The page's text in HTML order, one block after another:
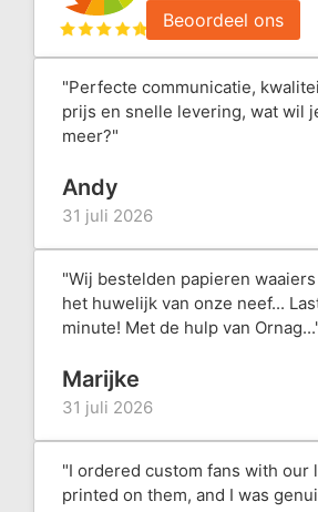
Beoordeel ons
"Perfecte communicatie,
prijs en snelle levering, wat wil
meer?"
Andy
31 juli 2026
"Wij bestelden papieren
het huwelijk van onze neef...
minute! Met de hulp van
Marijke
31 juli 2026
"I ordered custom fans with our
printed on them, and I was